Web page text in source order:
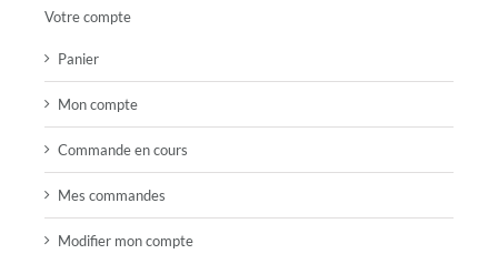
Votre compte
Panier
Mon compte
Commande en cours
Mes commandes
Modifier mon compte